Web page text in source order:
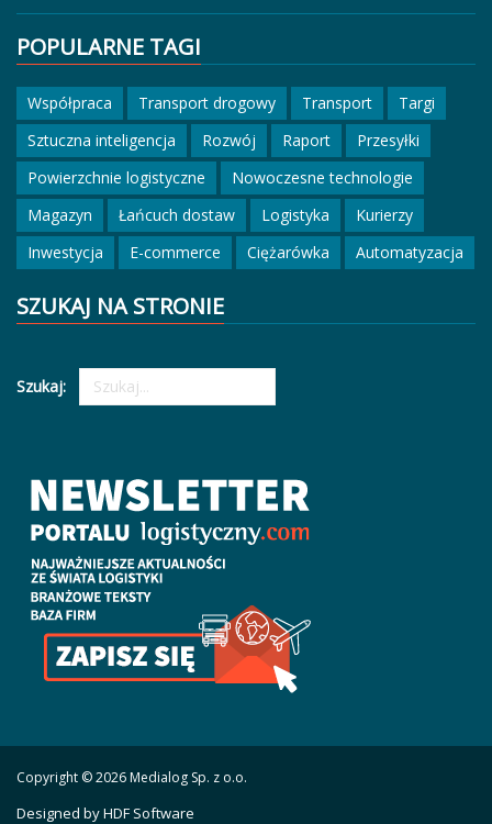
POPULARNE TAGI
Współpraca Transport drogowy Transport
Targi
Sztuczna inteligencja
Rozwój Raport
Przesyłki
Powierzchnie logistyczne
Nowoczesne technologie
Magazyn
Łańcuch dostaw Logistyka
Kurierzy
Inwestycja
E-commerce Ciężarówka Automatyzacja
SZUKAJ NA STRONIE
Szukaj:
Copyright © 2026 Medialog Sp. z o.o.
Designed by HDF Software